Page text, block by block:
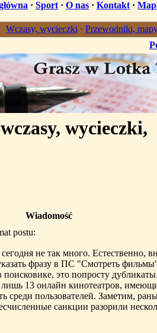
· Sport · O nas · Kontakt ·
Wczasy, wycieczki · Przewodniki,
wycieczki,
Wiadomość
postu:
не так много. Естественно,
фразу в ПС "Смотреть
это попросту
лишь 13 онлайн кинотеатров,
среди пользователей. Заметим,
санкции разорили